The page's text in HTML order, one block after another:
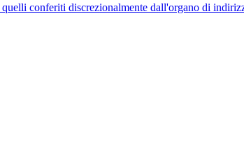
conferiti discrezionalmente dall'organo di